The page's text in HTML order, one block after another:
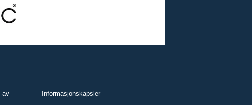
av
Informasjonskapsler